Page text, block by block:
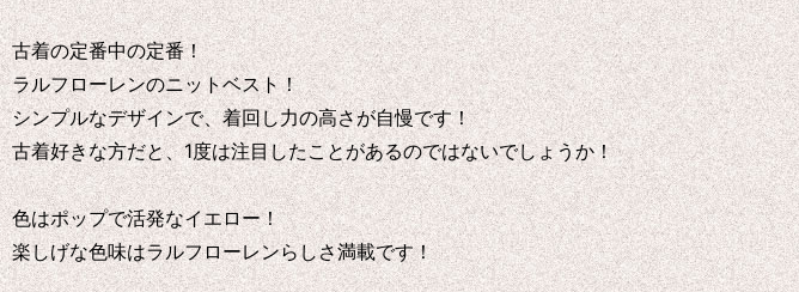
古着の定番中の定番！
ラルフローレンのニットベスト！
シンプルなデザインで、着回し力の高さが自慢です！
古着好きな方だと、1度は注目したことがあるのではないでしょうか！
色はポップで活発なイエロー！
楽しげな色味はラルフローレンらしさ満載です！